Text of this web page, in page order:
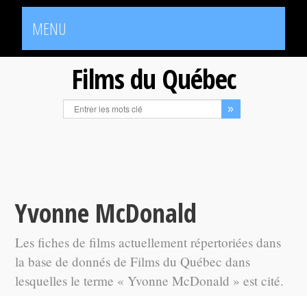
MENU
Films du Québec
Yvonne McDonald
Les fiches de films actuellement répertoriées dans
la base de donnés de Films du Québec dans
lesquelles le terme « Yvonne McDonald » est cité.